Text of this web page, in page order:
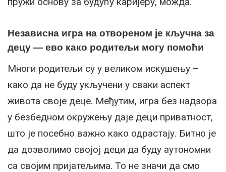
Независна игра на отвореном је кључна за
децу — ево како родитељи могу помоћи
Многи родитељи су у великом искушењу –
како да не буду укључени у сваки аспект
живота своје деце. Међутим, игра без надзора
у безбедном окружењу даје деци приватност,
што је посебно важно како одрастају. Битно је
да дозволимо својој деци да буду аутономни
са својим пријатељима. То не значи да смо